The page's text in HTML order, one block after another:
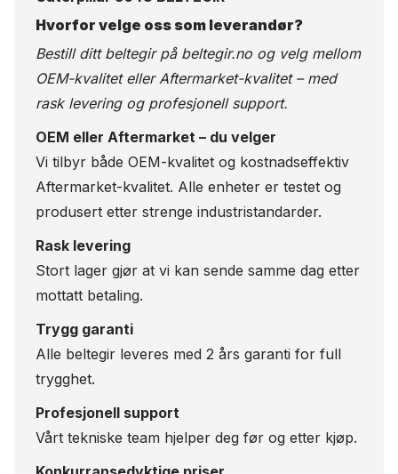
Hvorfor velge oss som leverandør?
Bestill ditt beltegir på beltegir.no og velg mellom
OEM-kvalitet eller Aftermarket-kvalitet – med
rask levering og profesjonell support.
OEM eller Aftermarket – du velger
Vi tilbyr både OEM-kvalitet og kostnadseffektiv
Aftermarket-kvalitet. Alle enheter er testet og
produsert etter strenge industristandarder.
Rask levering
Stort lager gjør at vi kan sende samme dag etter
mottatt betaling.
Trygg garanti
Alle beltegir leveres med 2 års garanti for full
trygghet.
Profesjonell support
Vårt tekniske team hjelper deg før og etter kjøp.